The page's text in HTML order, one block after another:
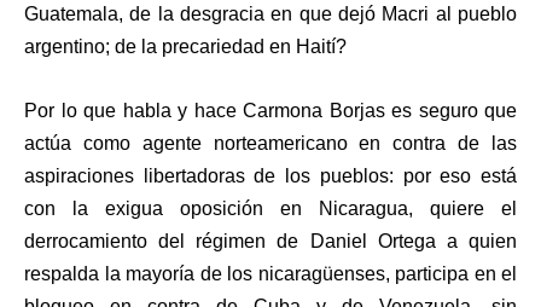
Guatemala, de la desgracia en que dejó Macri al pueblo
argentino; de la precariedad en Haití?
Por lo que habla y hace Carmona Borjas es seguro que
actúa como agente norteamericano en contra de las
aspiraciones libertadoras de los pueblos: por eso está
con la exigua oposición en Nicaragua, quiere el
derrocamiento del régimen de Daniel Ortega a quien
respalda la mayoría de los nicaragüenses, participa en el